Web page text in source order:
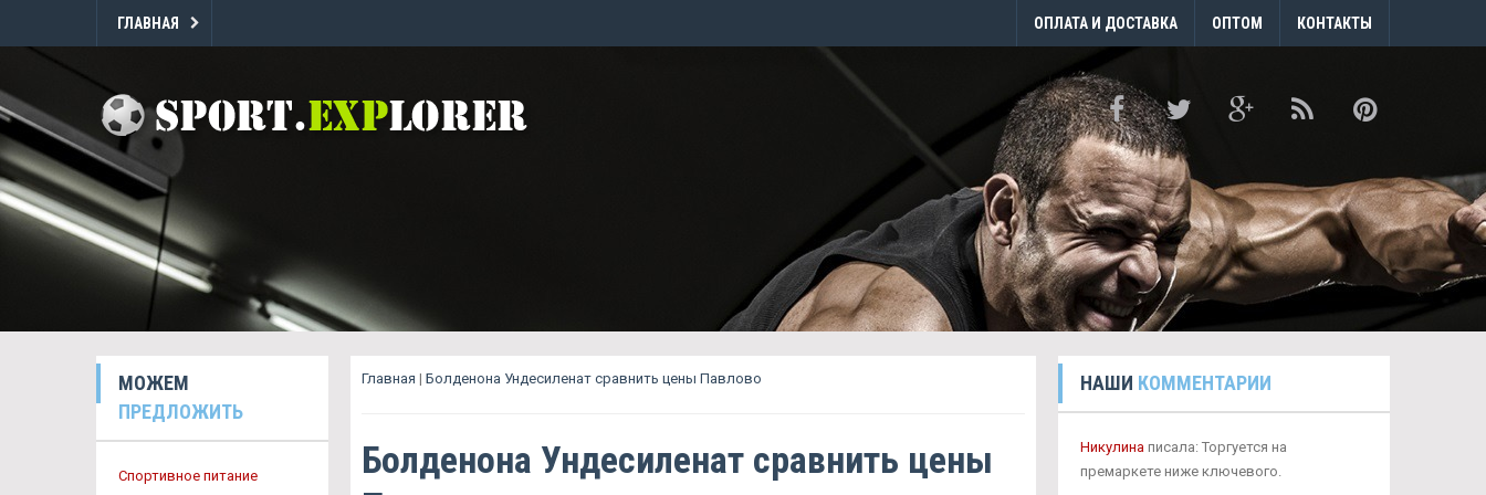
ГЛАВНАЯ ОПЛАТА И ДОСТАВКА ОПТОМ КОНТАКТЫ
МОЖЕМ
ПРЕДЛОЖИТЬ
Спортивное питание
Главная | Болденона Ундесиленат сравнить цены Павлово
Болденона Ундесиленат сравнить цены
НАШИ КОММЕНТАРИИ
Никулинаписала: Торгуется на
премаркете ниже ключевого.